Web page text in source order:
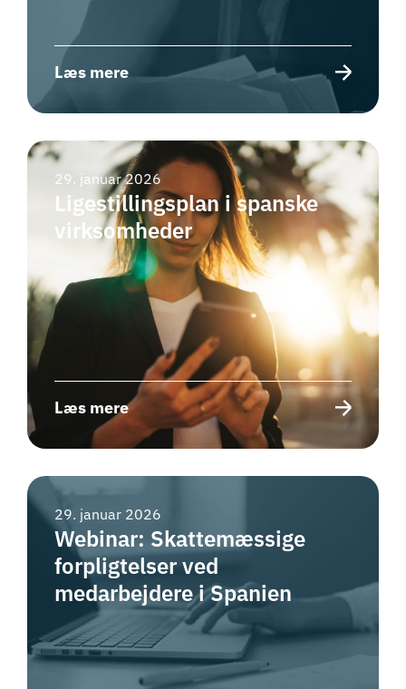
Læs mere
29. januar 2026
Ligestillingsplan i spanske
virksomheder
Læs mere
29. januar 2026
Webinar: Skattemæssige
forpligtelser ved
medarbejdere i Spanien